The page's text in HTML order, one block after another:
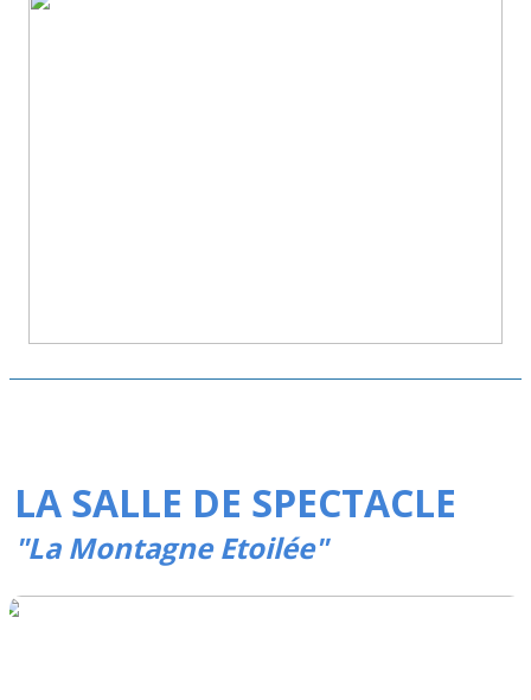
LA SALLE DE SPECTACLE
"La Montagne Etoilée"